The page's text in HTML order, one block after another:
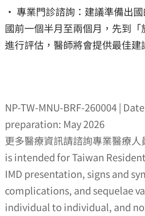
• 專業門診諮詢：建議準備出
國前一個半月至兩個月，先到「
進行評估，醫師將會提供最佳建
NP-TW-MNU-BRF-260004 |
preparation: May 2026
更多醫療資訊請諮詢專業醫療
is intended for Taiwan
IMD presentation, signs and
complications, and sequelae
individual to individual, and